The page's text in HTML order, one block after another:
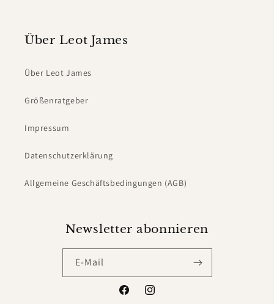
Über Leot James
Über Leot James
Größenratgeber
Impressum
Datenschutzerklärung
Allgemeine Geschäftsbedingungen (AGB)
Newsletter abonnieren
E-Mail
FacebookInstagram